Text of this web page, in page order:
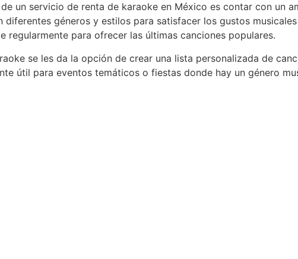
un servicio de renta de karaoke en México es contar con un
géneros y estilos para satisfacer los gustos
regularmente para ofrecer las últimas canciones populares.
se les da la opción de crear una lista personalizada de
útil para eventos temáticos o fiestas donde hay un género